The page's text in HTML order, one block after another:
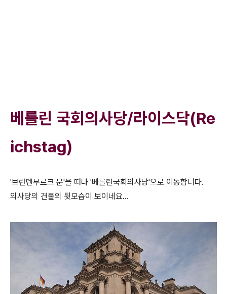
베를린 국회의사당/라이스닥(Re
ichstag)
'브란덴부르크 문'을 떠나 '베를린국회의사당'으로 이동합니다.
의사당의 건물의 뒷모습이 보이네요...